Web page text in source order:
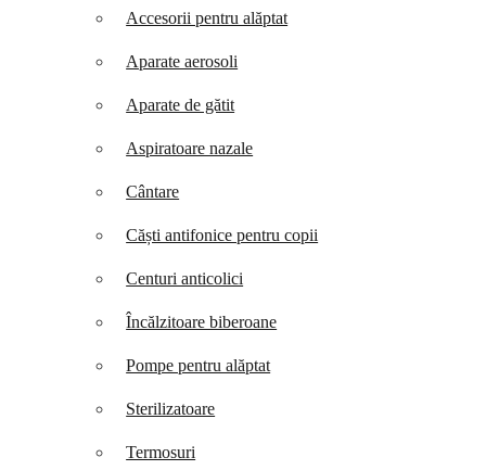
Accesorii pentru alăptat
Aparate aerosoli
Aparate de gătit
Aspiratoare nazale
Cântare
Căști antifonice pentru copii
Centuri anticolici
Încălzitoare biberoane
Pompe pentru alăptat
Sterilizatoare
Termosuri